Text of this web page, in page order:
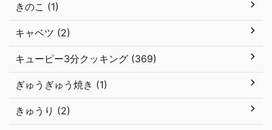
きのこ (1)
キャベツ (2)
キューピー3分クッキング (369)
ぎゅうぎゅう焼き (1)
きゅうり (2)